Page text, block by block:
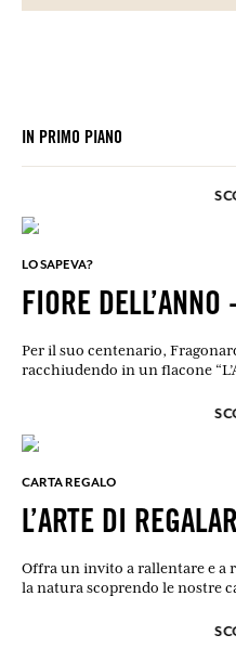
IN PRIMO PIANO
LO SAPEVA?
FIORE
Per il suo centenario,
racchiudendo in un flacone
CARTA REGALO
L’ARTE DI
Offra un invito a rallentare e a
la natura scoprendo le nostre